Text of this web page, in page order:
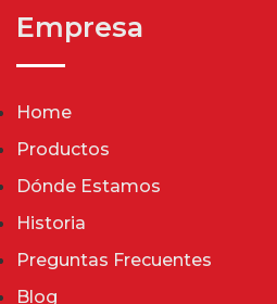
Empresa
Home
Productos
Dónde Estamos
Historia
Preguntas Frecuentes
Blog